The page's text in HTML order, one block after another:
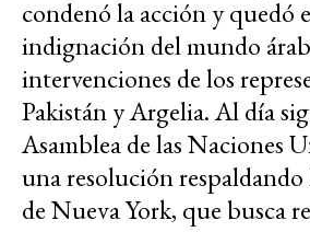
condenó la acción y quedó
indignación del mundo
intervenciones de los
Pakistán y Argelia. Al día
Asamblea de las Naciones
una resolución
de Nueva York, que busca